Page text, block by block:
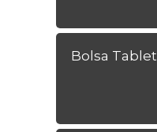
Bolsa Tablet